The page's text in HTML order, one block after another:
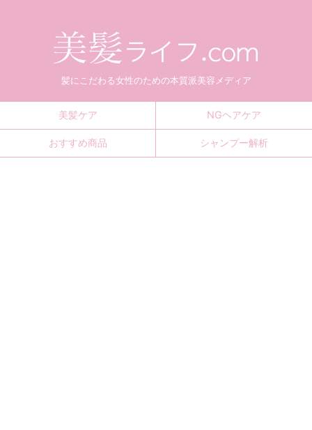
髪にこだわる女性のための本質派美容メディア
美髪ケア NGヘアケア
おすすめ商品 シャンプー解析